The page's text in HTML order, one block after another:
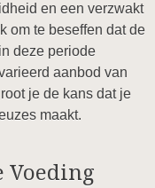
en een verzwakt
om te beseffen dat de
deze periode
aanbod van
je de kans dat je
maakt.
Voeding